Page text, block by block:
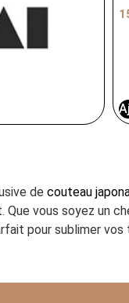
de couteau
vous soyez un
pour sublimer vos